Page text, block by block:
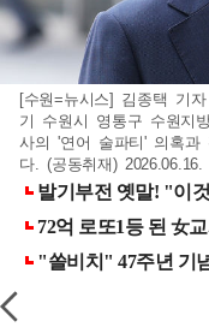
[수원=뉴시스] 김종택 기
기 수원시 영통구 수원지
사의 '연어 술파티' 의혹과
다. (공동취재)